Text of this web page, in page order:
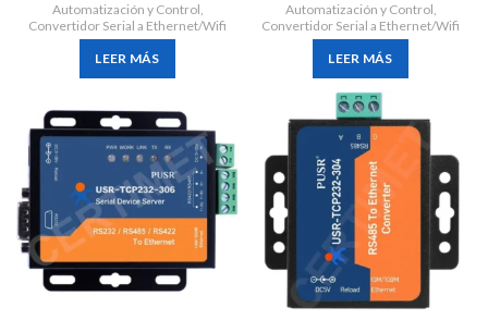
Automatización y Control,
Convertidor Serial a Ethernet/Wifi
LEER MÁS
Automatización y Control,
Convertidor Serial a Ethernet/Wifi
LEER MÁS